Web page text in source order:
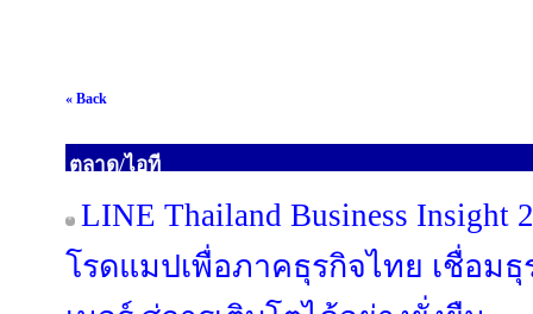
« Back
ตลาด/ไอที
LINE Thailand Business Insight
โรดแมปเพื่อภาคธุรกิจไทย เชื่อม